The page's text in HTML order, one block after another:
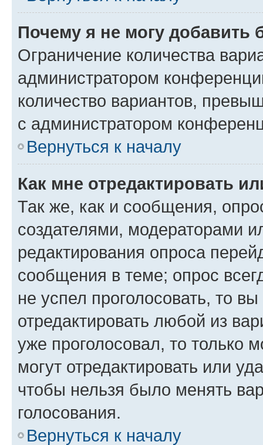
Почему я не могу добавить
Ограничение количества
администратором
количество вариантов,
с администратором
Вернуться к началу
Как мне отредактировать
Так же, как и сообщения,
создателями, модераторами
редактирования опроса
сообщения в теме; опрос
не успел проголосовать, то
отредактировать любой из
уже проголосовал, то только
могут отредактировать или
чтобы нельзя было менять
голосования.
Вернуться к началу